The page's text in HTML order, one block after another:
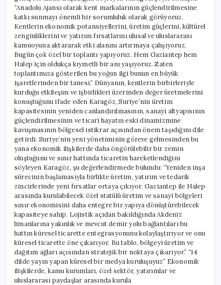
“Anadolu Ajansı olarak kent markalarının güçlendirilmesine
katkı sunmayı önemli bir sorumluluk olarak görüyoruz.
Kentlerin ekonomik potansiyellerini, üretim güçlerini, kültürel
zenginliklerini ve yatırım fırsatlarını ulusal ve uluslararası
kamuoyuna aktararak etki alanını artırmaya çalışıyoruz.
Bugün çok özel bir toplantı yapıyoruz. Hem Gaziantep hem
Halep için oldukça kıymetli bir anı yaşıyoruz. Zaten
toplantımıza gösterilen bu yoğun ilgi bunun en büyük
işaretlerinden bir tanesi.” Dünyanın, kentlerin birbirleriyle
kurduğu etkileşim ve işbirlikleri üzerinden değer üretmelerini
konuştuğunu ifade eden Karagöz, Suriye’nin üretim
kapasitesinin yeniden canlandırılmasının, sanayi altyapısının
güçlendirilmesinin ve ticari hayatın eski dinamizmine
kavuşmasının bölgesel istikrar açısından önem taşıdığını dile
getirdi. Suriye’nin yeni yönetiminin göreve gelmesinden bu
yana ekonomik ilişkilerde daha öngörülebilir bir zemin
oluştuğunu ve sınır hattında ticaretin hareketlendiğini
söyleyen Karagöz, şu değerlendirmede bulundu: “Yeniden inşa
sürecinin başlamasıyla birlikte üretim, yatırım ve tedarik
zincirlerinde yeni fırsatlar ortaya çıkıyor. Gaziantep ile Halep
arasında kurulabilecek özel statülü üretim ve sanayi bölgeleri
sınır ekonomisini daha entegre bir yapıya dönüştürebilecek
kapasiteye sahip. Lojistik açıdan bakıldığında Akdeniz
limanlarına yakınlık ve mevcut demir yolu bağlantıları bu
hattın küresel ticarette entegrasyonunu kolaylaştırıyor ve onu
küresel ticarette öne çıkarıyor. Bu tablo, bölgeyi üretim ve
dağıtım ağları açısından stratejik bir noktaya çıkarıyor.” “14
dilde yayın yapan küresel bir medya kuruluşuyuz” Ekonomik
ilişkilerde, kamu kurumları, özel sektör, yatırımlar ve
uluslararası paydaşlar arasında kurula